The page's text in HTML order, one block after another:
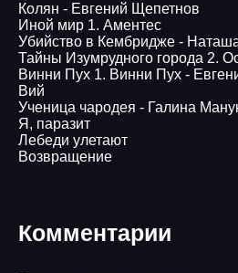
Колян - Евгений Щепетнов
Иной мир 1. Аментес
Убийство в Кембридже -
Тайны Изумрудного города 2.
Винни Пух 1. Винни Пух -
Вий
Ученица чародея - Галина
Я, паразит
Лебеди улетают
Возвращение
Комментарии